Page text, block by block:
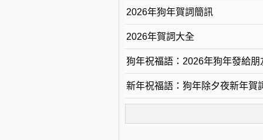
2026年狗年賀詞簡訊
2026年賀詞大全
狗年祝福語：2026年狗年發給朋
新年祝福語：狗年除夕夜新年賀